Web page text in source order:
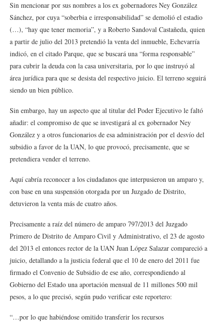
Sin mencionar por sus nombres a los ex gobernadores Ney González
Sánchez, por cuya “soberbia e irresponsabilidad” se demolió el estadio
(…), “hay que tener memoria”, y a Roberto Sandoval Castañeda, quien
a partir de julio del 2013 pretendió la venta del inmueble, Echevarría
indicó, en el citado Parque, que se buscará una “forma responsable”
para cubrir la deuda con la casa universitaria, por lo que instruyó al
área jurídica para que se desista del respectivo juicio. El terreno seguirá
siendo un bien público.
Sin embargo, hay un aspecto que al titular del Poder Ejecutivo le faltó
añadir: el compromiso de que se investigará al ex gobernador Ney
González y a otros funcionarios de esa administración por el desvío del
subsidio a favor de la UAN, lo que provocó, precisamente, que se
pretendiera vender el terreno.
Aquí cabría reconocer a los ciudadanos que interpusieron un amparo y,
con base en una suspensión otorgada por un Juzgado de Distrito,
detuvieron la venta más de cuatro años.
Precisamente a raíz del número de amparo 797/2013 del Juzgado
Primero de Distrito de Amparo Civil y Administrativo, el 23 de agosto
del 2013 el entonces rector de la UAN Juan López Salazar compareció a
juicio, detallando a la justicia federal que el 10 de enero del 2011 fue
firmado el Convenio de Subsidio de ese año, correspondiendo al
Gobierno del Estado una aportación mensual de 11 millones 500 mil
pesos, a lo que precisó, según pudo verificar este reportero:
“…por lo que habiéndose omitido transferir los recursos